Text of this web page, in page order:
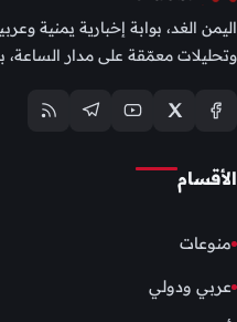
اليمن الغد، بوابة إخبارية يمنية
وتحليلات معمّقة على مدار
الأقسام
منوعات
عربي ودولي